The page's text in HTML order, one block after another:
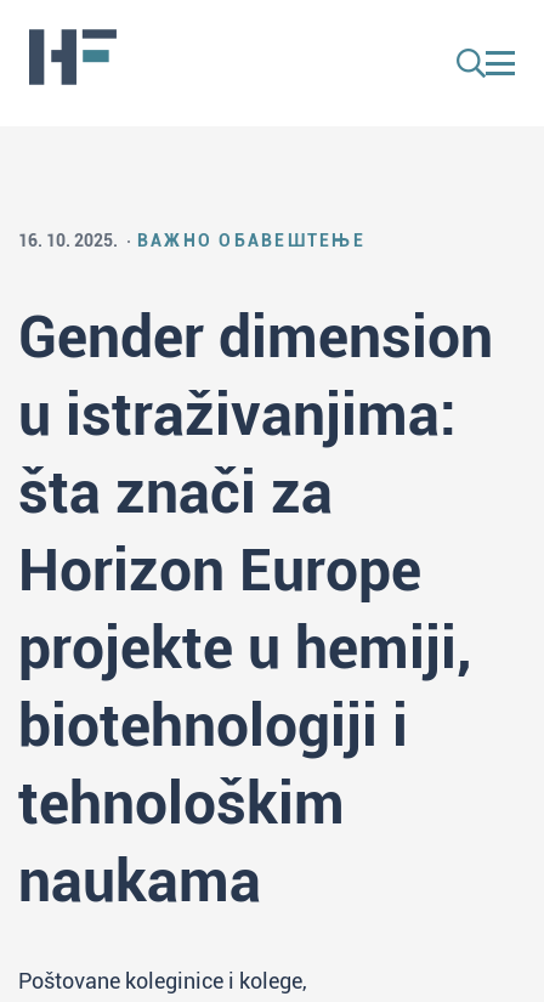
16. 10. 2025. ВАЖНО ОБАВЕШТЕЊЕ
Gender dimension
u istraživanjima:
šta znači za
Horizon Europe
projekte u hemiji,
biotehnologiji i
tehnološkim
naukama
Poštovane koleginice i kolege,